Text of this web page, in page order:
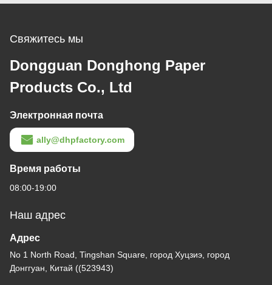
серебряное фольгу
Свяжитесь мы
Dongguan Donghong Paper
Products Co., Ltd
Электронная почта
ally@dhpfactory.com
Время работы
08:00-19:00
Наш адрес
Адрес
No 1 North Road, Tingshan Square, город Хуцзиэ, город
Донггуан, Китай ((523943)